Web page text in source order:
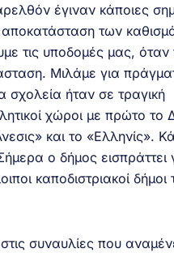
έγιναν κάποιες
των
τις υποδομές μας, όταν
Μιλάμε για
σχολεία ήταν σε τραγική
χώροι με πρώτο το
και το «Ελληνίς».
ο δήμος εισπράττει
καποδιστριακοί δήμοι
συναυλίες που